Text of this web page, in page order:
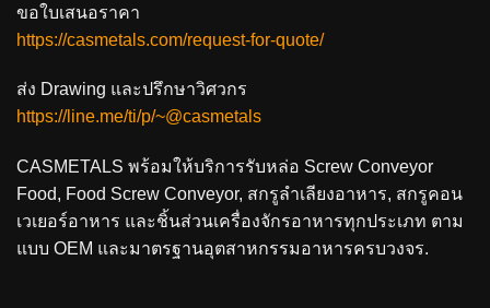
ขอใบเสนอราคา
https://casmetals.com/request-for-quote/
ส่ง Drawing และปรึกษาวิศวกร
https://line.me/ti/p/~@casmetals
CASMETALS พร้อมให้บริการรับหล่อ Screw Conveyor
Food, Food Screw Conveyor, สกรูลำเลียงอาหาร, สกรูคอน
เวเยอร์อาหาร และชิ้นส่วนเครื่องจักรอาหารทุกประเภท ตาม
แบบ OEM และมาตรฐานอุตสาหกรรมอาหารครบวงจร.